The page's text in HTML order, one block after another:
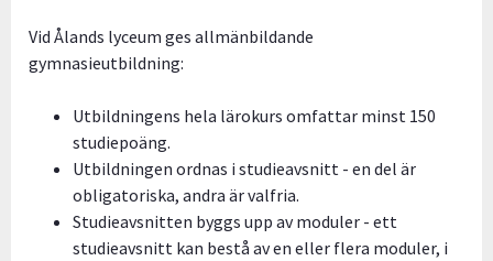
Vid Ålands lyceum ges allmänbildande
gymnasieutbildning:
Utbildningens hela lärokurs omfattar minst 150
studiepoäng.
Utbildningen ordnas i studieavsnitt - en del är
obligatoriska, andra är valfria.
Studieavsnitten byggs upp av moduler - ett
studieavsnitt kan bestå av en eller flera moduler, i